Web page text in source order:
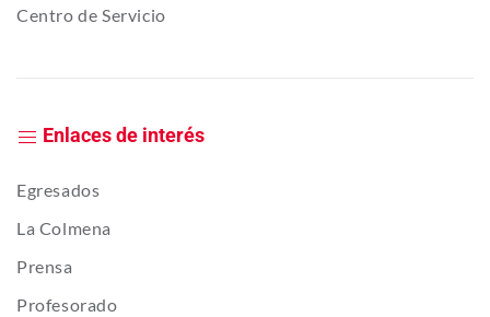
Centro de Servicio
Enlaces de interés
Egresados
La Colmena
Prensa
Profesorado